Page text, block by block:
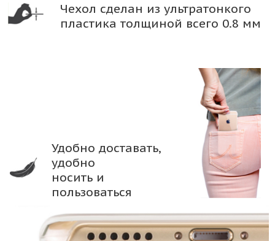
Чехол сделан из ультратонкого
пластика толщиной всего 0.8 мм
Удобно доставать,
удобно
носить и
пользоваться